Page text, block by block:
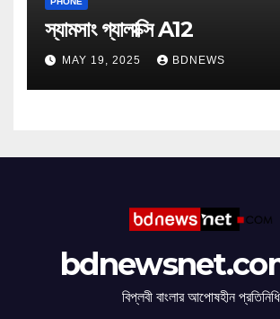
স্যামসাং গ্যালাক্সি A12
MAY 19, 2025 BDNEWS
বিপ্লবী বাংলার আপোষহীন প্রতিনিধি